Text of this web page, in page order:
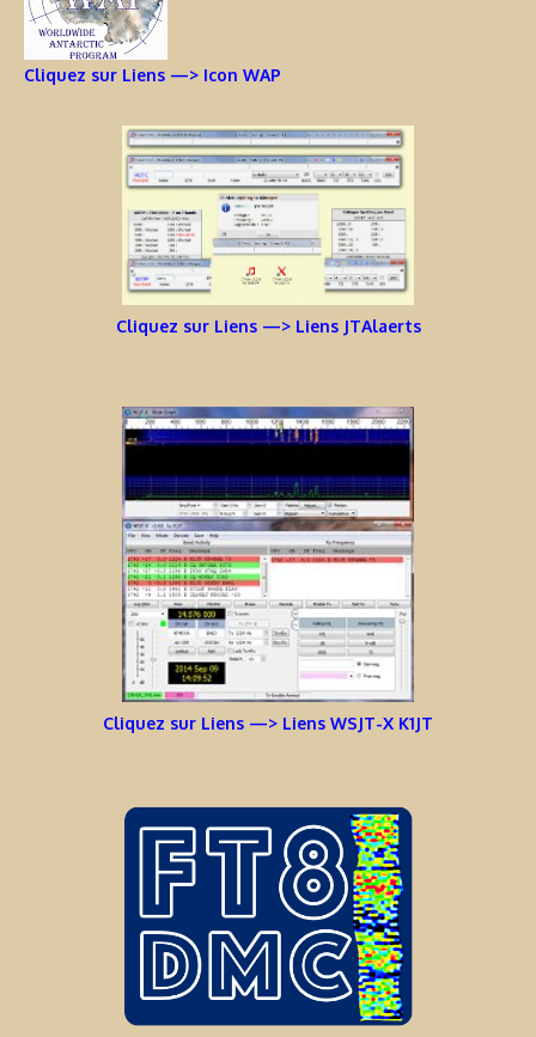
Cliquez sur Liens —> Icon WAP
Cliquez sur Liens —> Liens JTAlaerts
Cliquez sur Liens —> Liens WSJT-X K1JT